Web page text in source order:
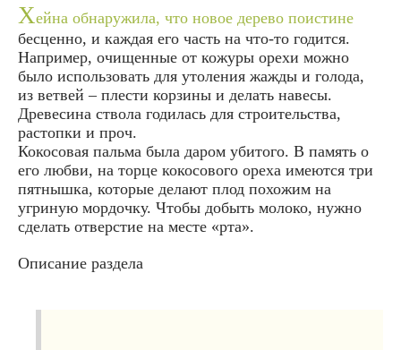
Хейна обнаружила, что новое дерево поистине
бесценно, и каждая его часть на что-то годится.
Например, очищенные от кожуры орехи можно
было использовать для утоления жажды и голода,
из ветвей – плести корзины и делать навесы.
Древесина ствола годилась для строительства,
растопки и проч.
Кокосовая пальма была даром убитого. В память о
его любви, на торце кокосового ореха имеются три
пятнышка, которые делают плод похожим на
угриную мордочку. Чтобы добыть молоко, нужно
сделать отверстие на месте «рта».
Описание раздела